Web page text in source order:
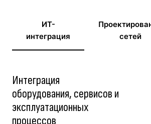
ИТ-
интеграция
сетей
Интеграция
оборудования, сервисов и
эксплуатационных
процессов